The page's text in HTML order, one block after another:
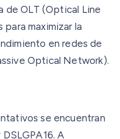
de OLT (Optical Line
para maximizar la
en redes de
Optical Network).
se encuentran
A